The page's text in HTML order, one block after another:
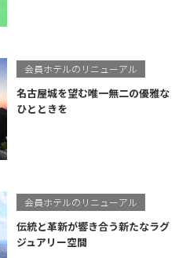
会員ホテルのリニューアル
名古屋城を望む唯一無二の優雅な
ひとときを
会員ホテルのリニューアル
伝統と革新が響き合う新たなラグ
ジュアリー空間